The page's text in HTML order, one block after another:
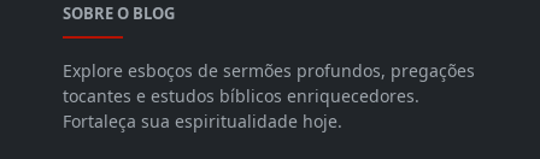
SOBRE O BLOG
Explore esboços de sermões profundos, pregações
tocantes e estudos bíblicos enriquecedores.
Fortaleça sua espiritualidade hoje.